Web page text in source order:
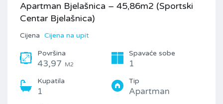
Apartman Bjelašnica – 45,86m2 (Sportski
Centar Bjelašnica)
Cijena Cijena na upit
Površina
43,97 M2
Spavaće sobe
1
Kupatila
1
Tip
Apartman